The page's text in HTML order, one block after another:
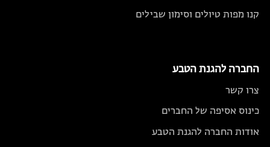
קנו מפות טיולים וסימון שבילים
החברה להגנת הטבע
צרו קשר
כינוס אסיפה של החברים
אודות החברה להגנת הטבע